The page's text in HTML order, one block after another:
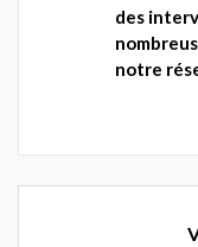
des
notre